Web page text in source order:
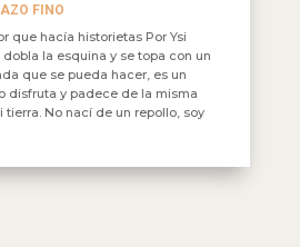
FINO
que hacía historietas Por Ysi
la esquina y se topa con un
que se pueda hacer, es un
disfruta y padece de la misma
No nací de un repollo, soy